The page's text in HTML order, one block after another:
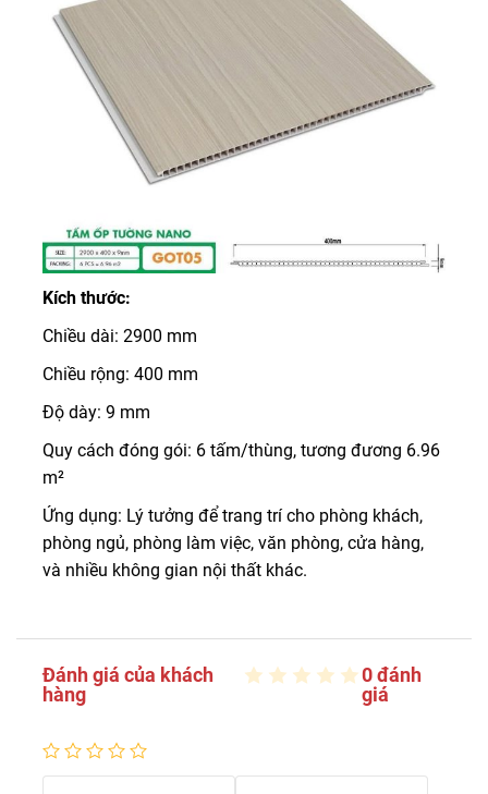
Kích thước:
Chiều dài: 2900 mm
Chiều rộng: 400 mm
Độ dày: 9 mm
Quy cách đóng gói: 6 tấm/thùng, tương đương 6.96
m²
Ứng dụng: Lý tưởng để trang trí cho phòng khách,
phòng ngủ, phòng làm việc, văn phòng, cửa hàng,
và nhiều không gian nội thất khác.
Đánh giá của khách
hàng
0 đánh
giá